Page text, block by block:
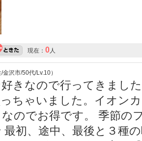
現在： 0 人
沢市/50代/Lv.10）
きなので行ってきまし
ちゃいました。イオン
のでお得です。 季節の
最初、途中、最後と３種